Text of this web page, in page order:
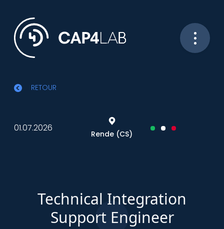
RETOUR
01.07.2026
Technical Integration
Support Engineer
Rende (CS)